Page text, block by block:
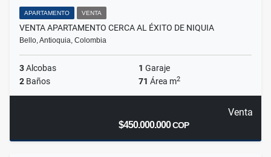
APARTAMENTO VENTA
VENTA APARTAMENTO CERCA AL ÉXITO DE NIQUIA
Bello, Antioquia, Colombia
3Alcobas 1 Garaje
2 Baños 71 Área m2
Venta
$450.000.000COP